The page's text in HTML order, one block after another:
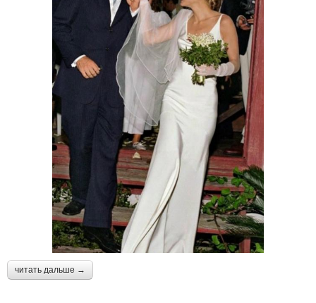
читать дальше →